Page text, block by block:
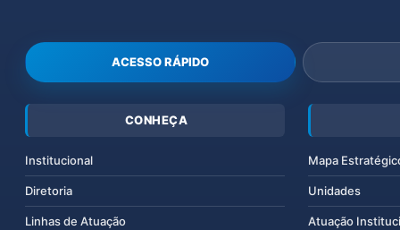
ACESSO RÁPIDO
CONHEÇA
Institucional
Diretoria
Linhas de Atuação
Mapa
Unidades
Atuação